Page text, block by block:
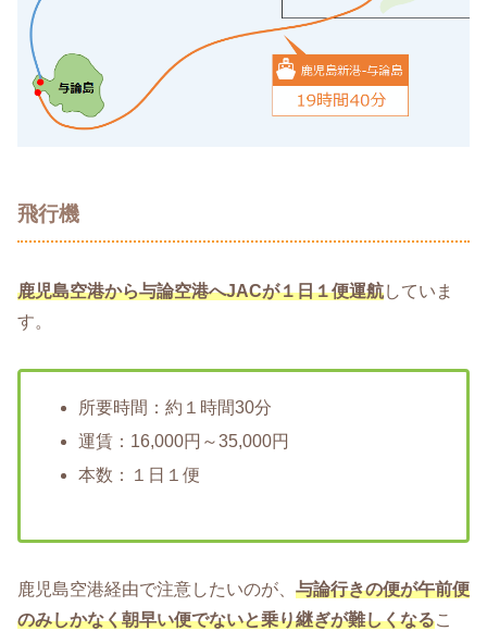
飛行機
鹿児島空港から与論空港へJACが１日１便運航していま
す。
所要時間：約１時間30分
運賃：16,000円～35,000円
本数：１日１便
鹿児島空港経由で注意したいのが、 与論行きの便が午前便
のみしかなく朝早い便でないと乗り継ぎが難しくなるこ